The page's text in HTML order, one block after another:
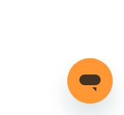
par des
détails
de haut en
sur pieds victoriens